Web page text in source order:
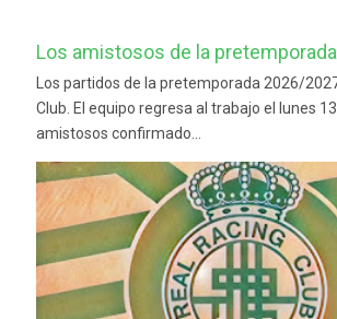
Los amistosos de la
Los partidos de la pretemporada 2026/
Club. El equipo regresa al trabajo el lunes
amistosos confirmado...